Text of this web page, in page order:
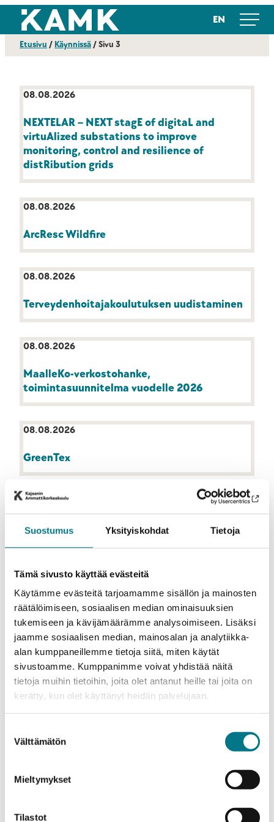
Suostumus Yksityiskohdat Tietoja
Tämä sivusto käyttää evästeitä
Käytämme evästeitä tarjoamamme sisällön ja mainosten
räätälöimiseen, sosiaalisen median ominaisuuksien
tukemiseen ja kävijämäärämme analysoimiseen. Lisäksi
jaamme sosiaalisen median, mainosalan ja analytiikka-
alan kumppaneillemme tietoja siitä, miten käytät
sivustoamme. Kumppanimme voivat yhdistää näitä
tietoja muihin tietoihin, joita olet antanut heille tai joita on
kerätty, kun olet käyttänyt heidän palvelujaan.
valinta
Välttämätön
Mieltymykset
Tilastot
Siirry
suoraan
sisältöön
Kajaanin ammattikorkeakoulu EN
Etusivu / Käynnissä/Sivu 3
08.08.2026
NEXTELAR – NEXT stagE of digitaL and
virtuAlized substations to improve
monitoring, control and resilience of
distRibution grids
08.08.2026
ArcResc Wildfire
08.08.2026
Terveydenhoitajakoulutuksen uudistaminen
08.08.2026
MaalleKo-verkostohanke,
toimintasuunnitelma vuodelle 2026
08.08.2026
GreenTex
08.08.2026
Legends Weekend 27 -tapahtumakonseptin
Culture in Nature – Innovaatioita Kainuun
kulttuurimatkailupoluille
08.08.2026
Kajaanin lentoaseman liityntäliikennepilotin
Kainuun Mineraaliteollisuuspuiston